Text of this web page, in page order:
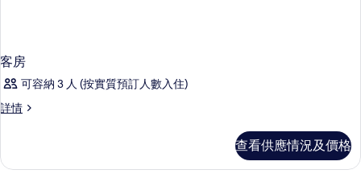
客房
可容納 3 人 (按實質預訂人數入住)
詳情
客
查看供應情況及價格